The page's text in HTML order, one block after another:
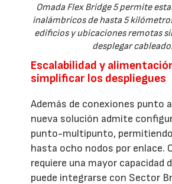
Omada Flex Bridge 5 permite
inalámbricos de hasta 5
edificios y ubicaciones remotas
desplegar cableado.
Escalabilidad y
simplificar los despliegues
Además de conexiones punto
nueva solución admite
punto-multipunto,
hasta ocho nodos por enlace.
requiere una mayor capacidad
puede integrarse con Sector